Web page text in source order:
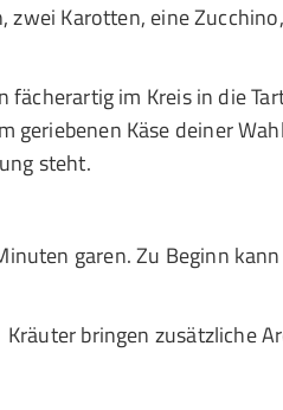
Karotten, eine
im Kreis in die
geriebenen Käse deiner
steht.
garen. Zu Beginn
bringen zusätzliche